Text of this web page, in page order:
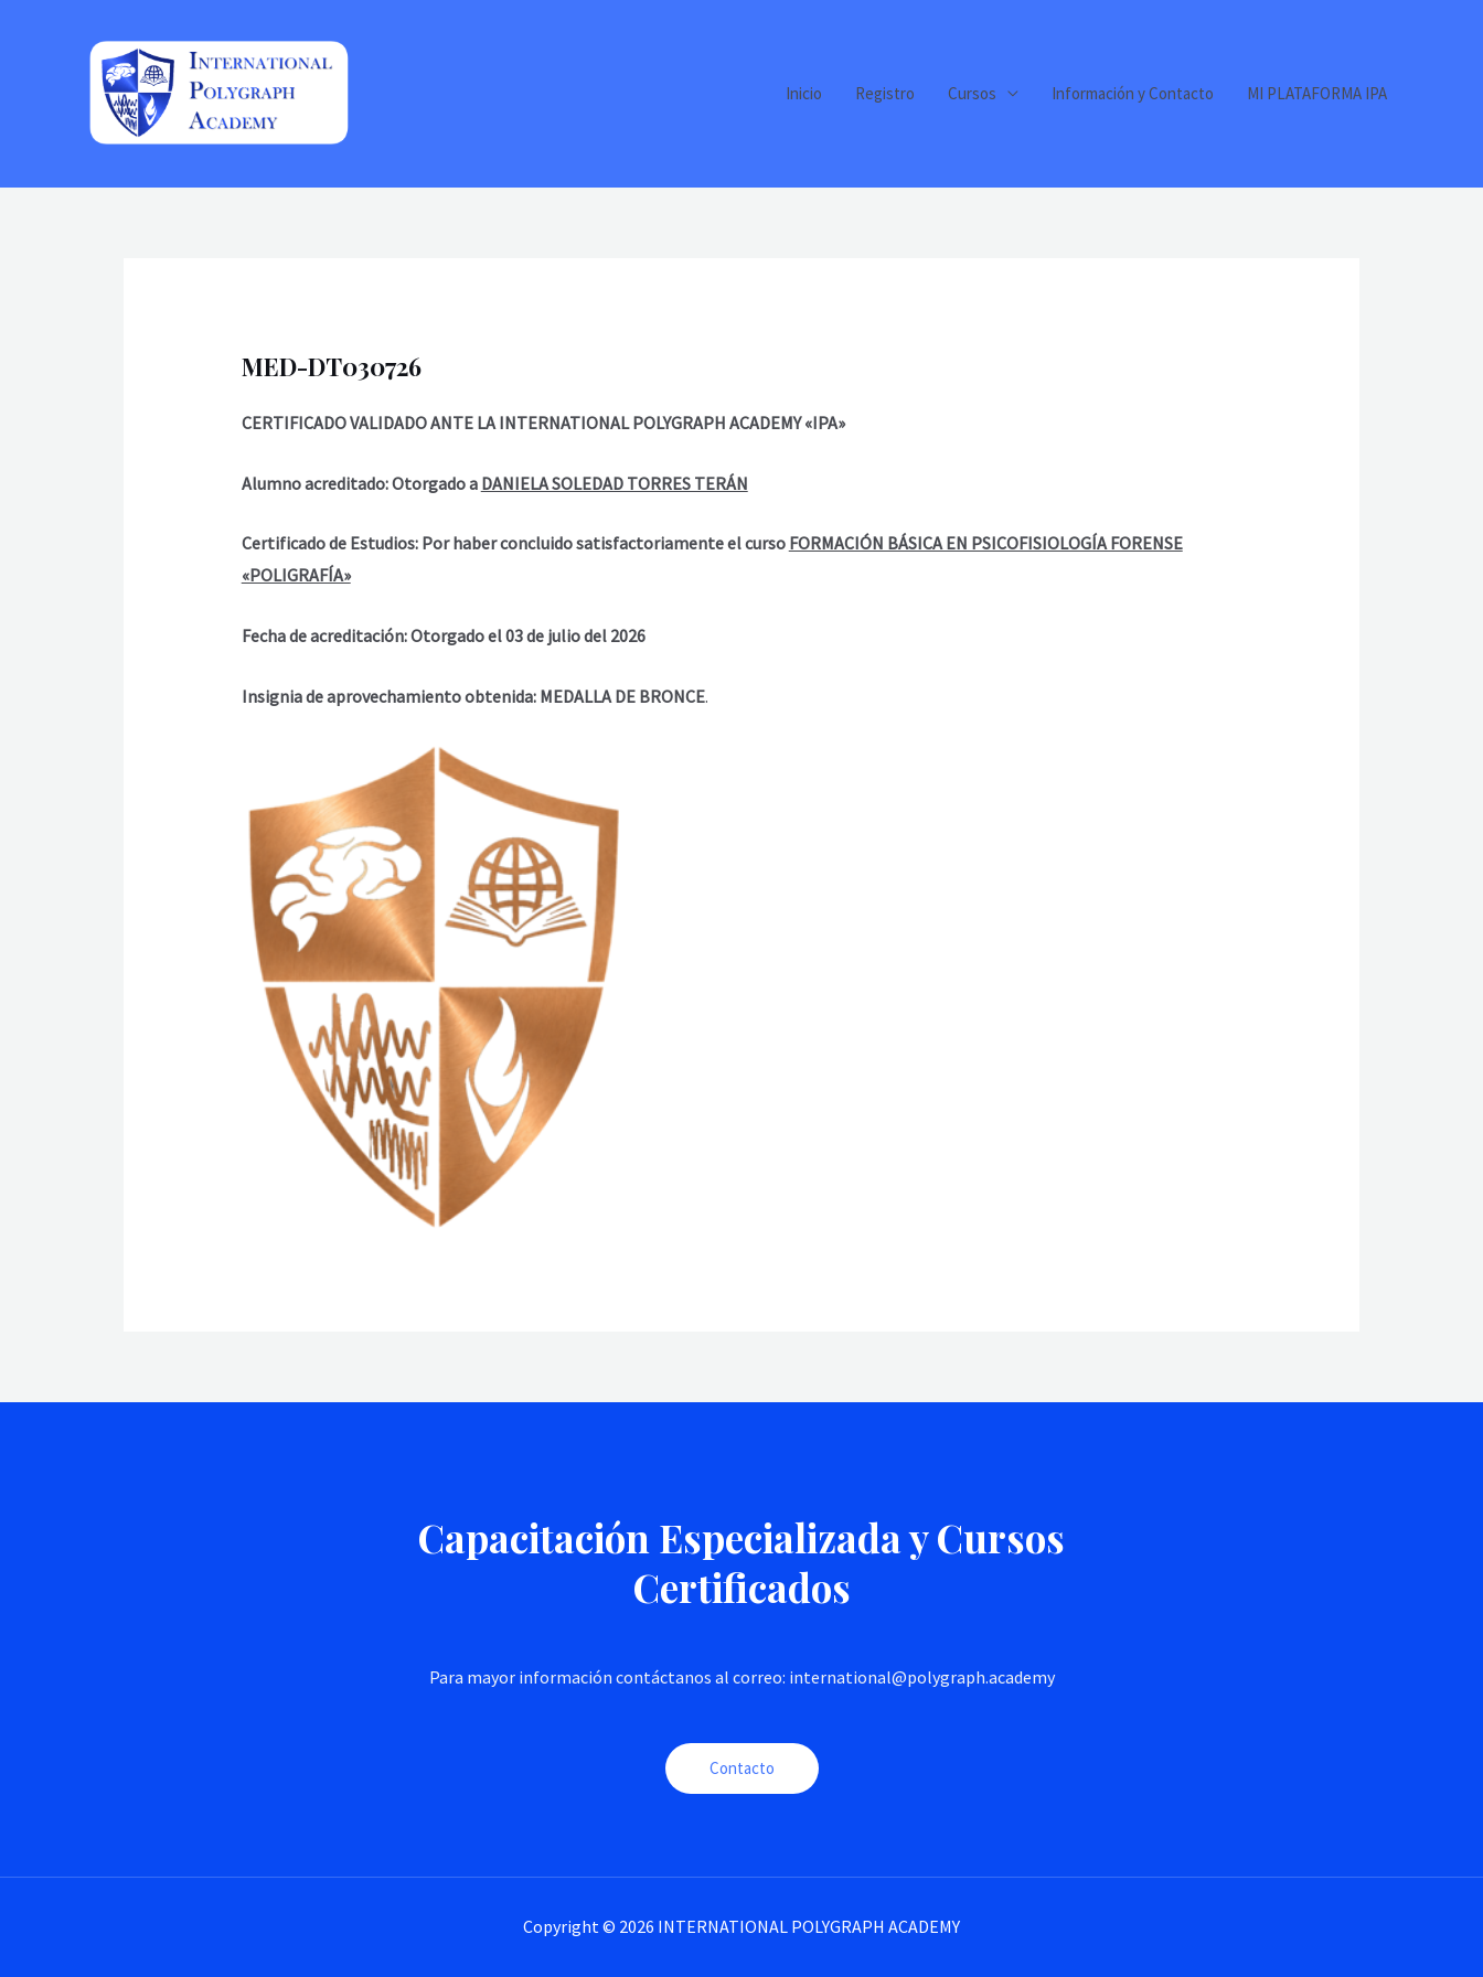
Inicio Registro Cursos Información y Contacto MI PLATAFORMA IPA
MED-DT030726
CERTIFICADO VALIDADO ANTE LA INTERNATIONAL POLYGRAPH ACADEMY «IPA»
Alumno acreditado: Otorgado a DANIELA SOLEDAD TORRES TERÁN
Certificado de Estudios: Por haber concluido satisfactoriamente el curso FORMACIÓN BÁSICA EN PSICOFISIOLOGÍA FORENSE
«POLIGRAFÍA»
Fecha de acreditación: Otorgado el 03 de julio del 2026
Insignia de aprovechamiento obtenida: MEDALLA DE BRONCE.
Capacitación Especializada y Cursos
Certificados
Para mayor información contáctanos al correo: international@polygraph.academy
Contacto
Copyright © 2026 INTERNATIONAL POLYGRAPH ACADEMY